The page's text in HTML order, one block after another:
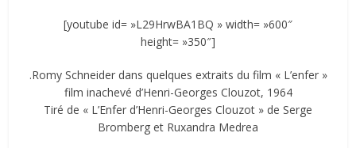
[youtube id= »L29HrwBA1BQ » width= »600″
height= »350″]
.Romy Schneider dans quelques extraits du film « L’enfer »
film inachevé d’Henri-Georges Clouzot, 1964
Tiré de « L’Enfer d’Henri-Georges Clouzot » de Serge
Bromberg et Ruxandra Medrea